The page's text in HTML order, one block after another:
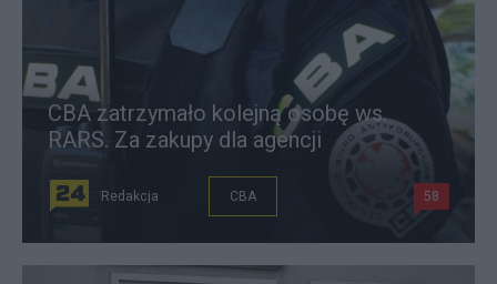
CBA zatrzymało kolejną osobę ws.
RARS. Za zakupy dla agencji
Redakcja CBA 58